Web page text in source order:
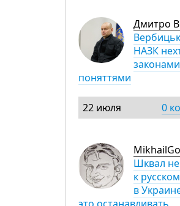
Дмитро
НАЗК
поняттями
22 июля 0
Шквал
к
в